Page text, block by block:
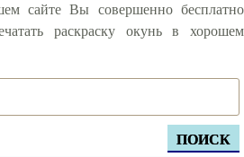
ПОИСК
сайте Вы совершенно бесплатно
раскраску окунь в хорошем